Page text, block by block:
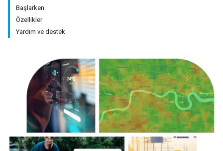
Başlarken
Özellikler
Yardım ve destek